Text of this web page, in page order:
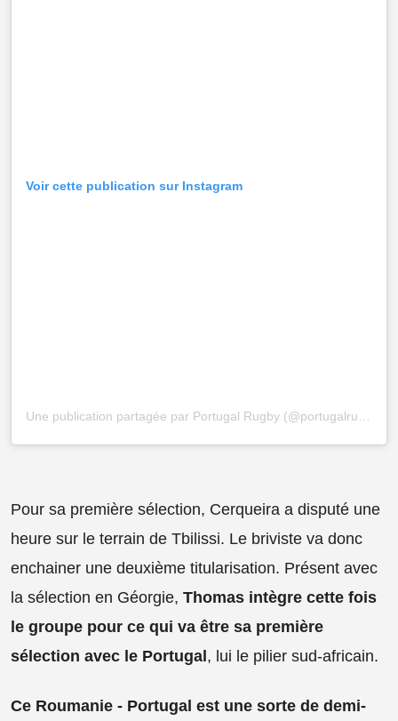
Voir cette publication sur Instagram
Pour sa première sélection, Cerqueira a disputé une
heure sur le terrain de Tbilissi. Le briviste va donc
enchainer une deuxième titularisation. Présent avec
la sélection en Géorgie, Thomas intègre cette fois
le groupe pour ce qui va être sa première
sélection avec le Portugal , lui le pilier sud-africain.
Ce Roumanie - Portugal est une sorte de demi-